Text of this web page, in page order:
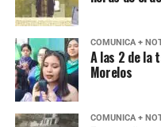
COMUNICA +
A las 2 de la
Morelos
COMUNICA +